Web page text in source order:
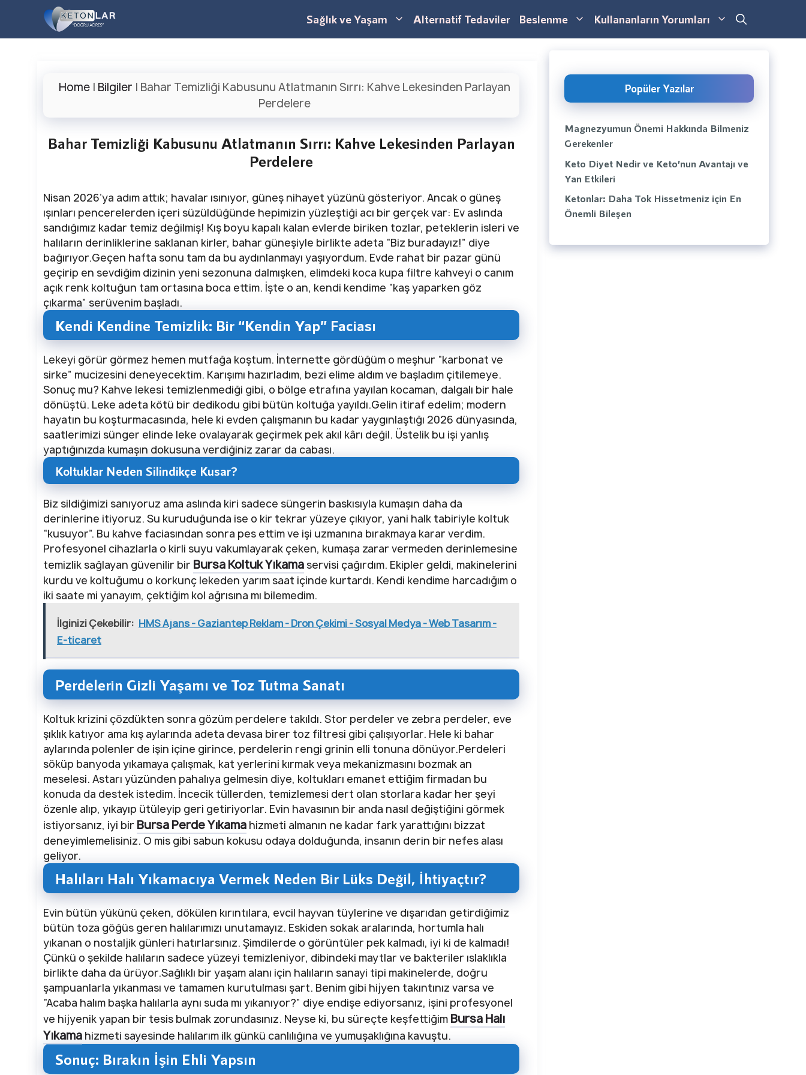
Sağlık ve Yaşam Alternatif Tedaviler Beslenme Kullananların Yorumları
Home| Bilgiler | Bahar Temizliği Kabusunu Atlatmanın Sırrı: Kahve Lekesinden Parlayan
Perdelere
Bahar Temizliği Kabusunu Atlatmanın Sırrı: Kahve Lekesinden Parlayan
Perdelere
Nisan 2026’ya adım attık; havalar ısınıyor, güneş nihayet yüzünü gösteriyor. Ancak o güneş
ışınları pencerelerden içeri süzüldüğünde hepimizin yüzleştiği acı bir gerçek var: Ev aslında
sandığımız kadar temiz değilmiş! Kış boyu kapalı kalan evlerde biriken tozlar, peteklerin isleri ve
halıların derinliklerine saklanan kirler, bahar güneşiyle birlikte adeta “Biz buradayız!” diye
bağırıyor.Geçen hafta sonu tam da bu aydınlanmayı yaşıyordum. Evde rahat bir pazar günü
geçirip en sevdiğim dizinin yeni sezonuna dalmışken, elimdeki koca kupa filtre kahveyi o canım
açık renk koltuğun tam ortasına boca ettim. İşte o an, kendi kendime “kaş yaparken göz
çıkarma” serüvenim başladı.
Kendi Kendine Temizlik: Bir “Kendin Yap” Faciası
Lekeyi görür görmez hemen mutfağa koştum. İnternette gördüğüm o meşhur “karbonat ve
sirke” mucizesini deneyecektim. Karışımı hazırladım, bezi elime aldım ve başladım çitilemeye.
Sonuç mu? Kahve lekesi temizlenmediği gibi, o bölge etrafına yayılan kocaman, dalgalı bir hale
dönüştü. Leke adeta kötü bir dedikodu gibi bütün koltuğa yayıldı.Gelin itiraf edelim; modern
hayatın bu koşturmacasında, hele ki evden çalışmanın bu kadar yaygınlaştığı 2026 dünyasında,
saatlerimizi sünger elinde leke ovalayarak geçirmek pek akıl kârı değil. Üstelik bu işi yanlış
yaptığınızda kumaşın dokusuna verdiğiniz zarar da cabası.
Koltuklar Neden Silindikçe Kusar?
Biz sildiğimizi sanıyoruz ama aslında kiri sadece süngerin baskısıyla kumaşın daha da
derinlerine itiyoruz. Su kuruduğunda ise o kir tekrar yüzeye çıkıyor, yani halk tabiriyle koltuk
“kusuyor”. Bu kahve faciasından sonra pes ettim ve işi uzmanına bırakmaya karar verdim.
Profesyonel cihazlarla o kirli suyu vakumlayarak çeken, kumaşa zarar vermeden derinlemesine
temizlik sağlayan güvenilir bir Bursa Koltuk Yıkama servisi çağırdım. Ekipler geldi, makinelerini
kurdu ve koltuğumu o korkunç lekeden yarım saat içinde kurtardı. Kendi kendime harcadığım o
iki saate mi yanayım, çektiğim kol ağrısına mı bilemedim.
İlginizi Çekebilir: HMS Ajans - Gaziantep Reklam - Dron Çekimi - Sosyal Medya - Web Tasarım -
E-ticaret
Perdelerin Gizli Yaşamı ve Toz Tutma Sanatı
Koltuk krizini çözdükten sonra gözüm perdelere takıldı. Stor perdeler ve zebra perdeler, eve
şıklık katıyor ama kış aylarında adeta devasa birer toz filtresi gibi çalışıyorlar. Hele ki bahar
aylarında polenler de işin içine girince, perdelerin rengi grinin elli tonuna dönüyor.Perdeleri
söküp banyoda yıkamaya çalışmak, kat yerlerini kırmak veya mekanizmasını bozmak an
meselesi. Astarı yüzünden pahalıya gelmesin diye, koltukları emanet ettiğim firmadan bu
konuda da destek istedim. İncecik tüllerden, temizlemesi dert olan storlara kadar her şeyi
özenle alıp, yıkayıp ütüleyip geri getiriyorlar. Evin havasının bir anda nasıl değiştiğini görmek
istiyorsanız, iyi bir Bursa Perde Yıkama hizmeti almanın ne kadar fark yarattığını bizzat
deneyimlemelisiniz. O mis gibi sabun kokusu odaya dolduğunda, insanın derin bir nefes alası
geliyor.
Halıları Halı Yıkamacıya Vermek Neden Bir Lüks Değil, İhtiyaçtır?
Evin bütün yükünü çeken, dökülen kırıntılara, evcil hayvan tüylerine ve dışarıdan getirdiğimiz
bütün toza göğüs geren halılarımızı unutamayız. Eskiden sokak aralarında, hortumla halı
yıkanan o nostaljik günleri hatırlarsınız. Şimdilerde o görüntüler pek kalmadı, iyi ki de kalmadı!
Çünkü o şekilde halıların sadece yüzeyi temizleniyor, dibindeki maytlar ve bakteriler ıslaklıkla
birlikte daha da ürüyor.Sağlıklı bir yaşam alanı için halıların sanayi tipi makinelerde, doğru
şampuanlarla yıkanması ve tamamen kurutulması şart. Benim gibi hijyen takıntınız varsa ve
“Acaba halım başka halılarla aynı suda mı yıkanıyor?” diye endişe ediyorsanız, işini profesyonel
ve hijyenik yapan bir tesis bulmak zorundasınız. Neyse ki, bu süreçte keşfettiğim Bursa Halı
Yıkama hizmeti sayesinde halılarım ilk günkü canlılığına ve yumuşaklığına kavuştu.
Sonuç: Bırakın İşin Ehli Yapsın
Popüler Yazılar
Magnezyumun Önemi Hakkında Bilmeniz
Gerekenler
Keto Diyet Nedir ve Keto’nun Avantajı ve
Yan Etkileri
Ketonlar: Daha Tok Hissetmeniz için En
Önemli Bileşen